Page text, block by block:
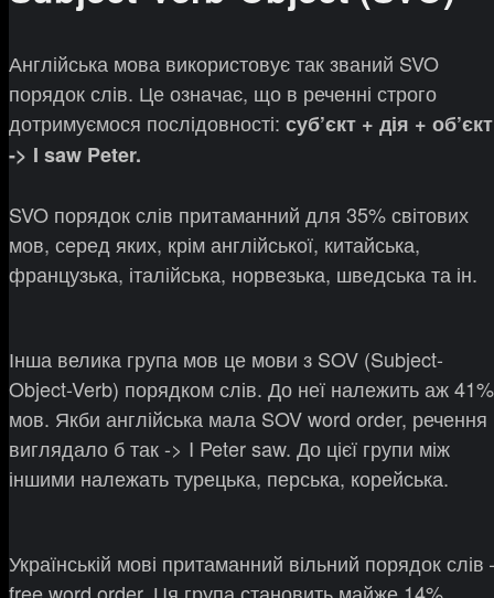
Англійська мова використовує так званий SVO
порядок слів. Це означає, що в реченні строго
дотримуємося послідовності: суб’єкт + дія + об’єкт
-> I saw Peter.
SVO порядок слів притаманний для 35% світових
мов, серед яких, крім англійської, китайська,
французька, італійська, норвезька, шведська та ін.
Інша велика група мов це мови з SOV (Subject-
Object-Verb) порядком слів. До неї належить аж 41%
мов. Якби англійська мала SOV word order, речення
виглядало б так -> I Peter saw. До цієї групи між
іншими належать турецька, перська, корейська.
Українській мові притаманний вільний порядок слів
free word order. Ця група становить майже 14%.